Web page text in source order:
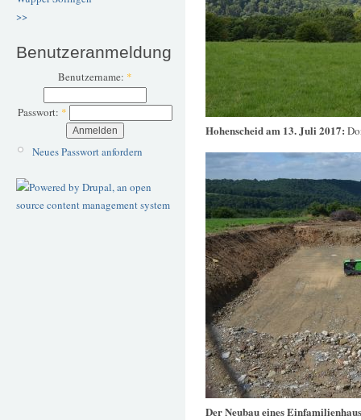
>>
Benutzeranmeldung
Benutzername: *
Passwort: *
Neues Passwort anfordern
Hohenscheid am 13. Juli 2017:
Der Neubau eines